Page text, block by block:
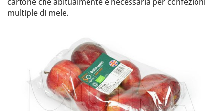
multiple di mele.